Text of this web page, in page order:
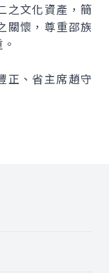
文化資產，簡
關懷，尊重邵族
、省主席趙守